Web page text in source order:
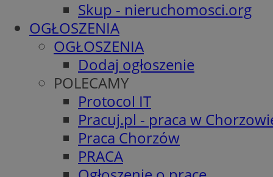
Skup - nieruchomosci.org
OGŁOSZENIA
OGŁOSZENIA
Dodaj ogłoszenie
POLECAMY
Protocol IT
Pracuj.pl - praca w
Praca Chorzów
PRACA